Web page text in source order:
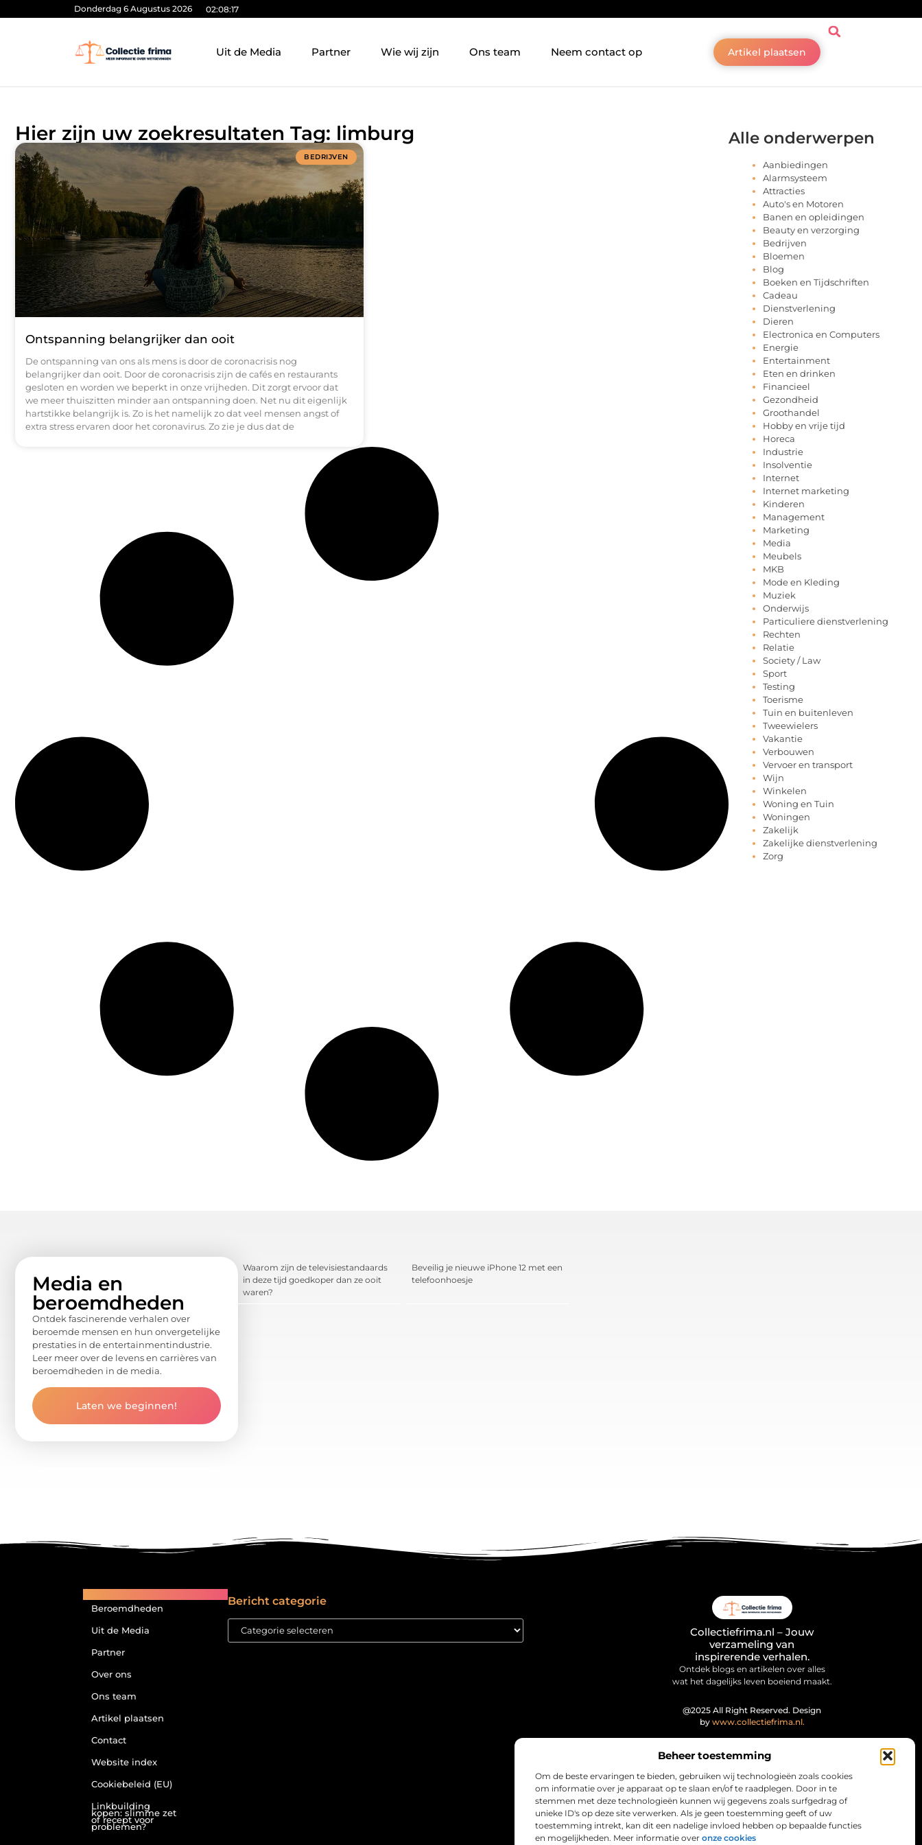
Beheer toestemming
Om de beste ervaringen te bieden, gebruiken wij technologieën zoals cookies
om informatie over je apparaat op te slaan en/of te raadplegen. Door in te
stemmen met deze technologieën kunnen wij gegevens zoals surfgedrag of
unieke ID's op deze site verwerken. Als je geen toestemming geeft of uw
toestemming intrekt, kan dit een nadelige invloed hebben op bepaalde functies
en mogelijkheden. Meer informatie over onze cookies
Donderdag 6 Augustus 2026 02:08:17
Uit de Media Partner Wie wij zijn Ons team Neem contact op Artikel plaatsen
Hier zijn uw zoekresultaten Tag: limburg
BEDRIJVEN
Ontspanning belangrijker dan ooit
De ontspanning van ons als mens is door de coronacrisis nog
belangrijker dan ooit. Door de coronacrisis zijn de cafés en restaurants
gesloten en worden we beperkt in onze vrijheden. Dit zorgt ervoor dat
we meer thuiszitten minder aan ontspanning doen. Net nu dit eigenlijk
hartstikke belangrijk is. Zo is het namelijk zo dat veel mensen angst of
extra stress ervaren door het coronavirus. Zo zie je dus dat de
Alle onderwerpen
Aanbiedingen
Alarmsysteem
Attracties
Auto's en Motoren
Banen en opleidingen
Beauty en verzorging
Bedrijven
Bloemen
Blog
Boeken en Tijdschriften
Cadeau
Dienstverlening
Dieren
Electronica en Computers
Energie
Entertainment
Eten en drinken
Financieel
Gezondheid
Groothandel
Hobby en vrije tijd
Horeca
Industrie
Insolventie
Internet
Internet marketing
Kinderen
Management
Marketing
Media
Meubels
MKB
Mode en Kleding
Muziek
Onderwijs
Particuliere dienstverlening
Rechten
Relatie
Society / Law
Sport
Testing
Toerisme
Tuin en buitenleven
Tweewielers
Vakantie
Verbouwen
Vervoer en transport
Wijn
Winkelen
Woning en Tuin
Woningen
Zakelijk
Zakelijke dienstverlening
Zorg
Media en
beroemdheden
Ontdek fascinerende verhalen over
beroemde mensen en hun onvergetelijke
prestaties in de entertainmentindustrie.
Leer meer over de levens en carrières van
beroemdheden in de media.
Laten we beginnen!
Waarom zijn de televisiestandaards
in deze tijd goedkoper dan ze ooit
waren?
Beveilig je nieuwe iPhone 12 met een
telefoonhoesje
Beroemdheden
Uit de Media
Partner
Over ons
Ons team
Artikel plaatsen
Contact
Website index
Cookiebeleid (EU)
Linkbuilding
kopen: slimme zet
of recept voor
problemen?
Bericht categorie
Collectiefrima.nl – Jouw
verzameling van
inspirerende verhalen.
Ontdek blogs en artikelen over alles
wat het dagelijks leven boeiend maakt.
@2025 All Right Reserved. Design
by www.collectiefrima.nl.